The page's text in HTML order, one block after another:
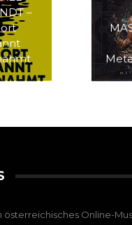
–
österreichisches Online-